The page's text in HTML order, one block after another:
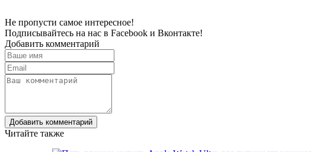
Не пропусти самое интересное!
Подписывайтесь на нас в Facebook и Вконтакте!
Добавить комментарий
Добавить комментарий
Читайте также